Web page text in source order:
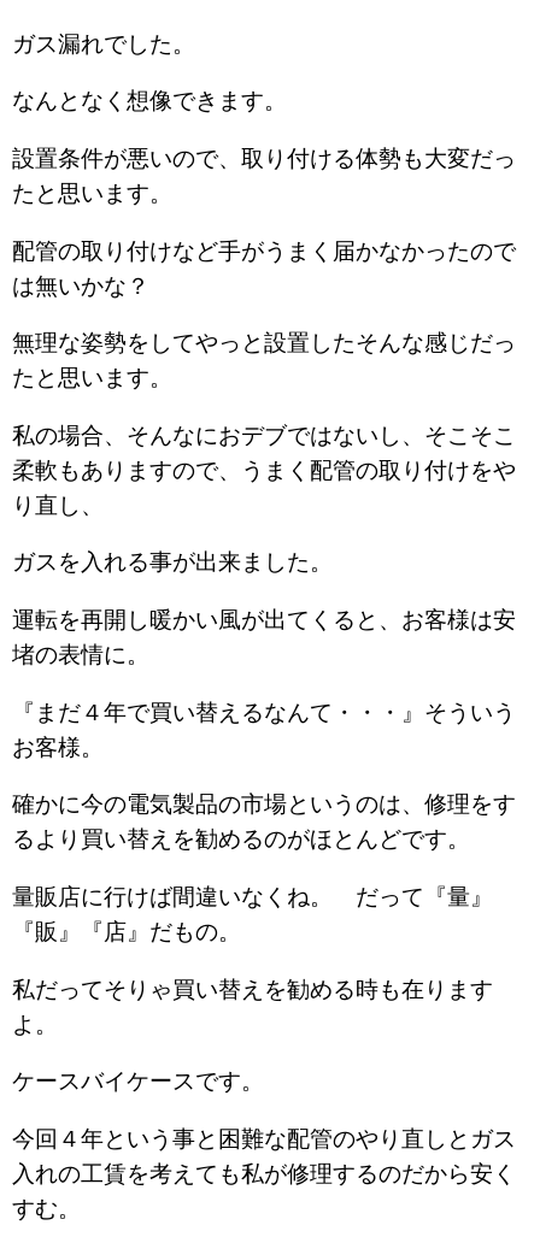
ガス漏れでした。
なんとなく想像できます。
設置条件が悪いので、取り付ける体勢も大変だっ
たと思います。
配管の取り付けなど手がうまく届かなかったので
は無いかな？
無理な姿勢をしてやっと設置したそんな感じだっ
たと思います。
私の場合、そんなにおデブではないし、そこそこ
柔軟もありますので、うまく配管の取り付けをや
り直し、
ガスを入れる事が出来ました。
運転を再開し暖かい風が出てくると、お客様は安
堵の表情に。
『まだ４年で買い替えるなんて・・・』そういう
お客様。
確かに今の電気製品の市場というのは、修理をす
るより買い替えを勧めるのがほとんどです。
量販店に行けば間違いなくね。 だって『量』
『販』『店』だもの。
私だってそりゃ買い替えを勧める時も在ります
よ。
ケースバイケースです。
今回４年という事と困難な配管のやり直しとガス
入れの工賃を考えても私が修理するのだから安く
すむ。